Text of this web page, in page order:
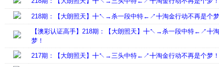
218期：【大朗照天】╋↖→杀一段中特←↗╋淘金行动不再是个
【澳彩认证高手】218期：【大朗照天】╋↖→杀一段中特←↗╋淘
梦！
217期：【大朗照天】╋↖→三头中特←↗╋淘金行动不再是个梦！